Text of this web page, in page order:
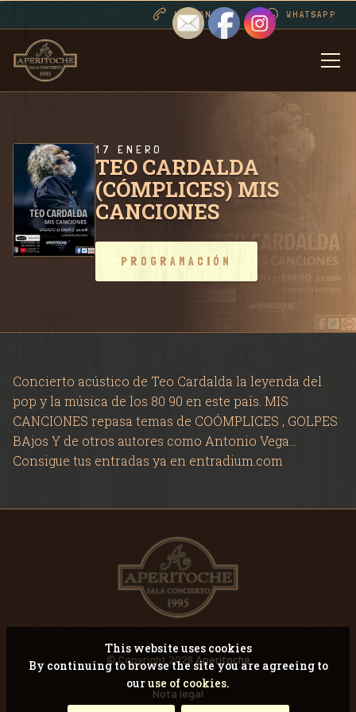
LLAMANOS WHATSAPP
TEO CARDALDA
(CÓMPLICES) MIS
CANCIONES
17 ENERO
PROGRAMACIÓN
Concierto acústico de Teo Cardalda la leyenda del
pop y la música de los 80 90 en este país. MIS
CANCIONES repasa temas de COÓMPLICES , GOLPES
BAjos Y de otros autores como Antonio Vega...
Consigue tus entradas ya en entradium.com
© Copyright 2026 Aperitoche
Nota legal
This website uses cookies
By continuing to browse the site you are agreeing to
ouruse of cookies.
BIENVENIDOS
PROGRAMACIÓN
RIDER SALA /
RECORDANDO